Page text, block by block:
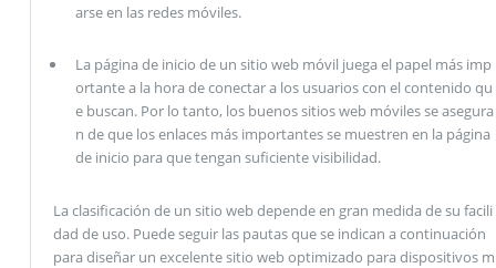
arse en las redes móviles.
La página de inicio de un sitio web móvil juega el papel más imp
ortante a la hora de conectar a los usuarios con el contenido qu
e buscan. Por lo tanto, los buenos sitios web móviles se asegura
n de que los enlaces más importantes se muestren en la página
de inicio para que tengan suficiente visibilidad.
La clasificación de un sitio web depende en gran medida de su facili
dad de uso. Puede seguir las pautas que se indican a continuación
para diseñar un excelente sitio web optimizado para dispositivos m